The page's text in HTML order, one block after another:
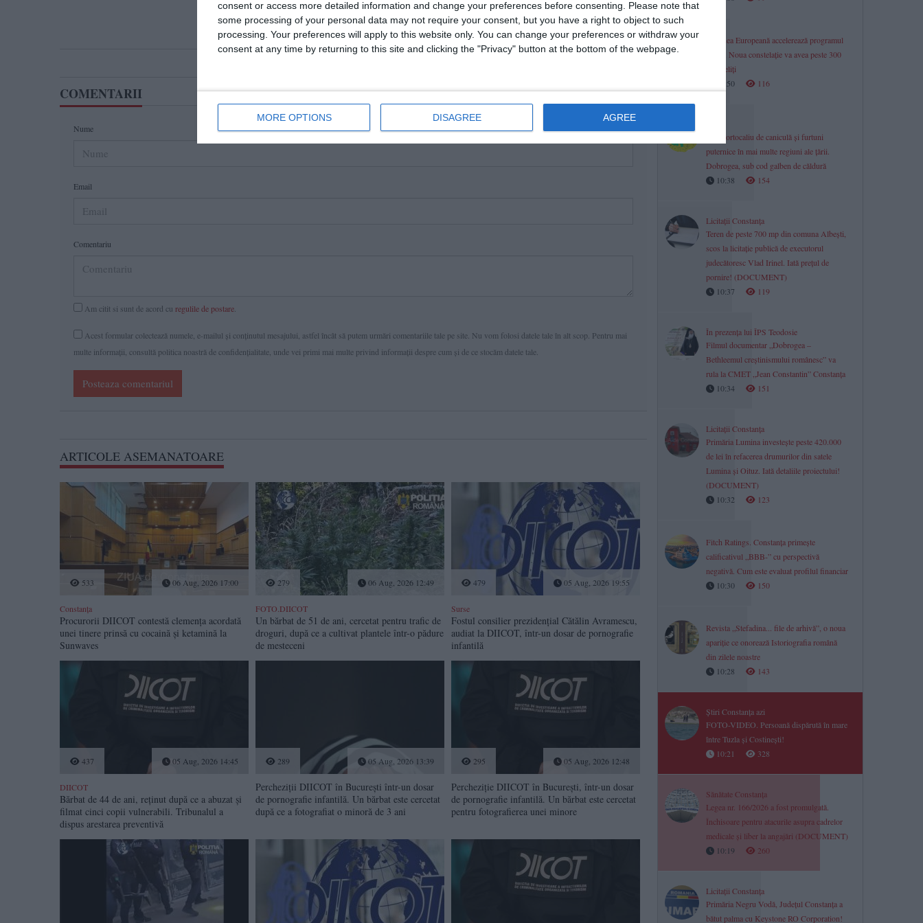
consent or access more detailed information and change your preferences before consenting.
Please note that
some processing of your personal data may not require your consent, but you have a right to object to such
processing. Your preferences will apply to this website only. You can change your preferences or withdraw your
consent at any time by returning to this site and clicking the "Privacy" button at the bottom of the webpage.
MORE OPTIONS DISAGREE AGREE
COMENTARII
Nume
Email
Comentariu
Am citit si sunt de acord cu regulile de postare
Acest formular colectează numele, e-mailul şi conținutul mesajului, astfel încât să putem urmări comentariile tale pe site. Nu vom folosi datele tale în alt scop. Pentru mai
multe informaţii, consultă politica noastră de confidenţialitate, unde vei primi mai multe privind informaţii despre cum și de ce stocăm datele tale.
Posteaza comentariul
ARTICOLE ASEMANATOARE
533 06 Aug, 2026 17:00
Constanța
Procurorii DIICOT contestă clemența acordată
unei tinere prinsă cu cocaină și ketamină la
Sunwaves
279 06 Aug, 2026 12:49
FOTO.DIICOT
Un bărbat de 51 de ani, cercetat pentru trafic de
droguri, după ce a cultivat plantele într-o pădure
de mesteceni
479 05 Aug, 2026 19:55
Surse
Fostul consilier prezidențial Cătălin Avramescu,
audiat la DIICOT, într-un dosar de pornografie
infantilă
437 05 Aug, 2026 14:45
DIICOT
Bărbat de 44 de ani, reținut după ce a abuzat și
filmat cinci copii vulnerabili. Tribunalul a
dispus arestarea preventivă
289 05 Aug, 2026 13:39
Percheziții DIICOT în București într-un dosar
de pornografie infantilă. Un bărbat este cercetat
după ce a fotografiat o minoră de 3 ani
295 05 Aug, 2026 12:48
Percheziție DIICOT în București, într-un dosar
de pornografie infantilă. Un bărbat este cercetat
pentru fotografierea unei minore
Uniunea Europeană accelerează programul
IRIS². Noua constelație va avea peste 300
de sateliți
10:50
116
Cod portocaliu de caniculă și furtuni
puternice în mai multe regiuni ale țării.
Dobrogea, sub cod galben de căldură
10:38
154
Licitații Constanța
Teren de peste 700 mp din comuna Albești,
scos la licitație publică de executorul
judecătoresc Vlad Irinel. Iată prețul de
pornire! (DOCUMENT)
10:37
119
În prezența lui ÎPS Teodosie
Filmul documentar „Dobrogea –
Bethleemul creștinismului românesc” va
rula la CMET „Jean Constantin” Constanța
10:34
151
Licitații Constanța
Primăria Lumina investește peste 420.000
de lei în refacerea drumurilor din satele
Lumina și Oituz. Iată detaliile proiectului!
(DOCUMENT)
10:32
123
Fitch Ratings. Constanța primește
calificativul „BBB-” cu perspectivă
negativă. Cum este evaluat profilul financiar
10:30
150
Revista „Stefadina... file de arhivă”, o noua
apariție ce onorează Istoriografia română
din zilele noastre
10:28
143
Știri Constanța azi
FOTO-VIDEO. Persoană dispărută în mare
între Tuzla și Costinești!
10:21
328
Sănătate Constanța
Legea nr. 166/2026 a fost promulgată.
Închisoare pentru atacurile asupra cadrelor
medicale și liber la angajări (DOCUMENT)
10:19
260
Licitații Constanța
Primăria Negru Vodă, Județul Constanța a
bătut palma cu Keystone RO Corporation!